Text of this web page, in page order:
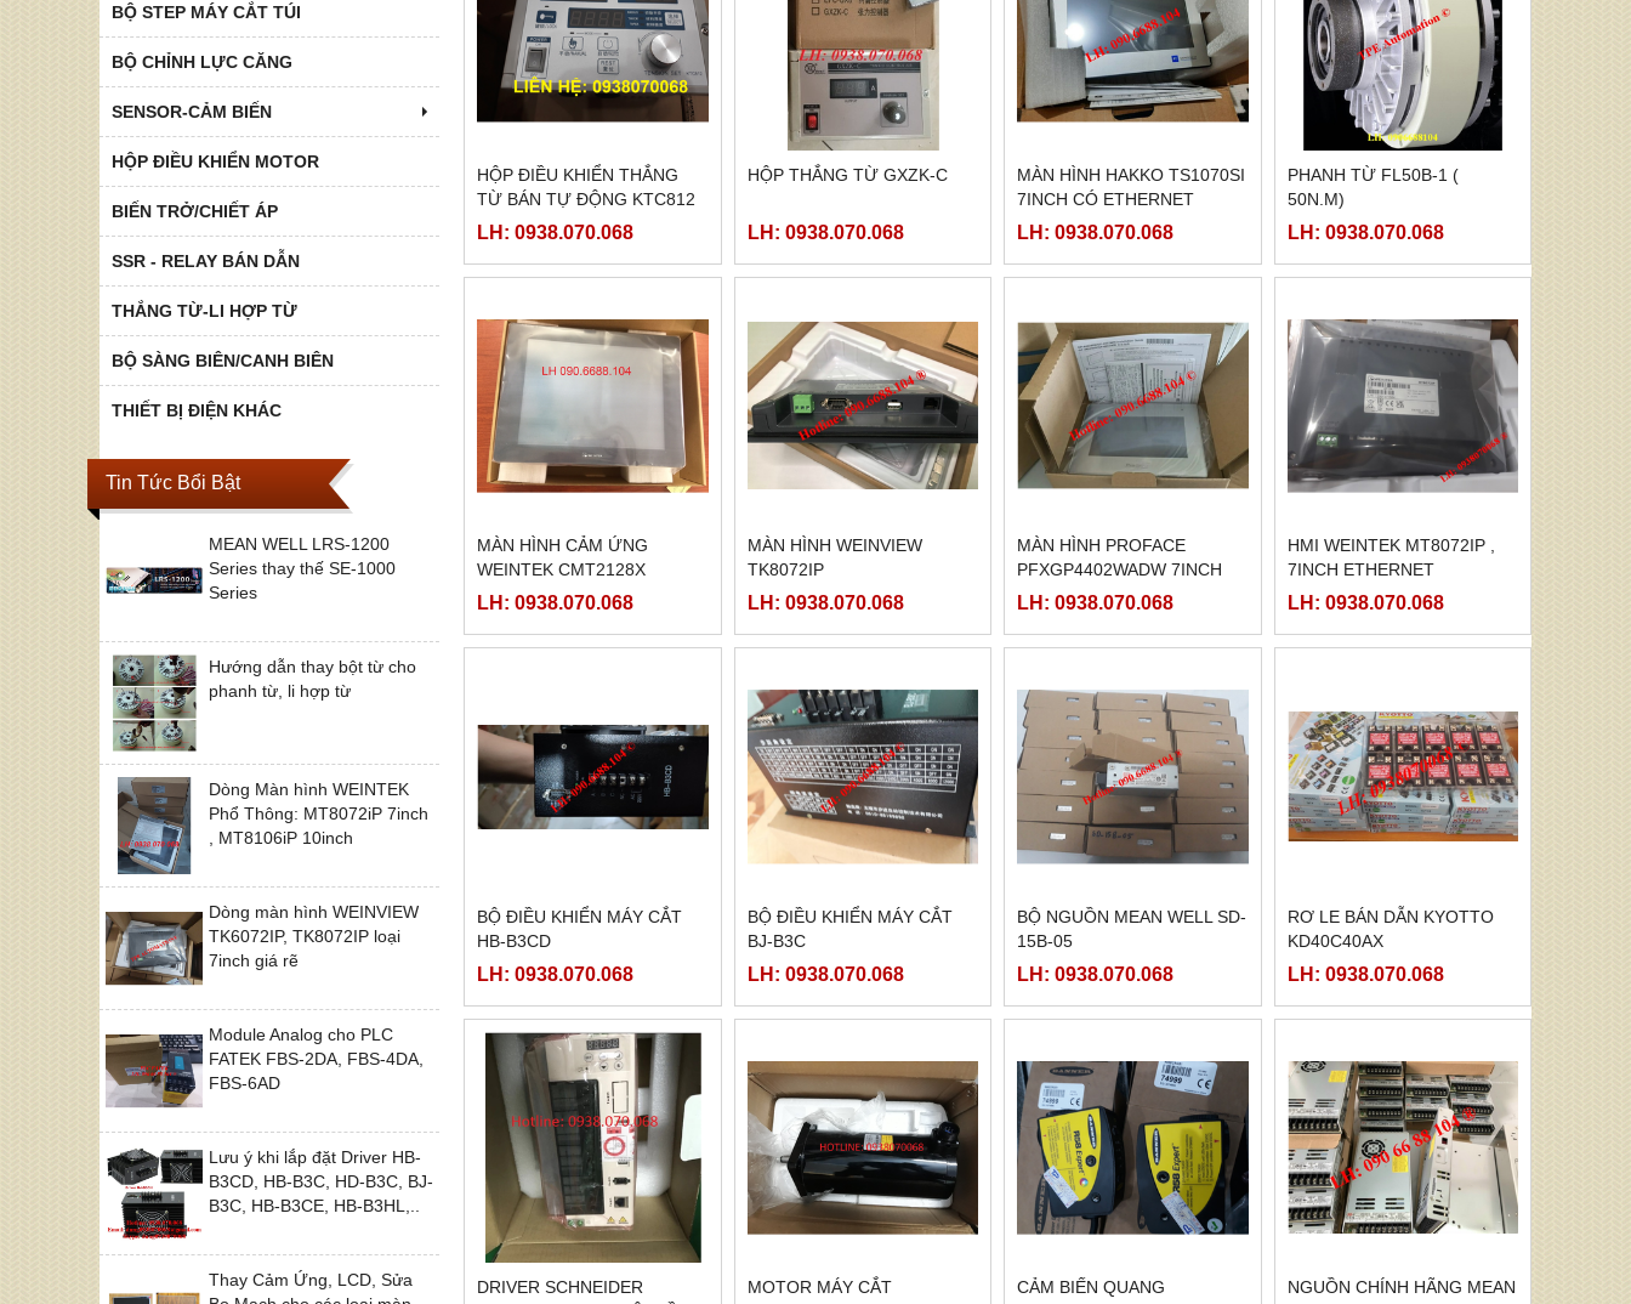
BỘ STEP MÁY CẮT TÚI
BỘ CHỈNH LỰC CĂNG
SENSOR-CẢM BIẾN
HỘP ĐIỀU KHIỂN MOTOR
BIẾN TRỞ/CHIẾT ÁP
SSR - RELAY BÁN DẪN
THẮNG TỪ-LI HỢP TỪ
BỘ SÀNG BIÊN/CANH BIÊN
THIẾT BỊ ĐIỆN KHÁC
Tin Tức Bổi Bật
MEAN WELL LRS-1200
Series thay thế SE-1000
Series
Hướng dẫn thay bột từ cho
phanh từ, li hợp từ
Dòng Màn hình WEINTEK
Phổ Thông: MT8072iP 7inch
, MT8106iP 10inch
Dòng màn hình WEINVIEW
TK6072IP, TK8072IP loại
7inch giá rẽ
Module Analog cho PLC
FATEK FBS-2DA, FBS-4DA,
FBS-6AD
Lưu ý khi lắp đặt Driver HB-
B3CD, HB-B3C, HD-B3C, BJ-
B3C, HB-B3CE, HB-B3HL,..
Thay Cảm Ứng, LCD, Sửa
HỘP ĐIỀU KHIỂN THẮNG
TỪ BÁN TỰ ĐỘNG KTC812
LH: 0938.070.068
HỘP THẮNG TỪ GXZK-C
LH: 0938.070.068
MÀN HÌNH HAKKO TS1070SI
7INCH CÓ ETHERNET
LH: 0938.070.068
PHANH TỪ FL50B-1 (
50N.M)
LH: 0938.070.068
MÀN HÌNH CẢM ỨNG
WEINTEK CMT2128X
LH: 0938.070.068
MÀN HÌNH WEINVIEW
TK8072IP
LH: 0938.070.068
MÀN HÌNH PROFACE
PFXGP4402WADW 7INCH
LH: 0938.070.068
HMI WEINTEK MT8072IP ,
7INCH ETHERNET
LH: 0938.070.068
BỘ ĐIỀU KHIỂN MÁY CẮT
HB-B3CD
LH: 0938.070.068
BỘ ĐIỀU KHIỂN MÁY CẮT
BJ-B3C
LH: 0938.070.068
BỘ NGUỒN MEAN WELL SD-
15B-05
LH: 0938.070.068
RƠ LE BÁN DẪN KYOTTO
KD40C40AX
LH: 0938.070.068
DRIVER SCHNEIDER
MOTOR MÁY CẮT
CẢM BIẾN QUANG
NGUỒN CHÍNH HÃNG MEAN